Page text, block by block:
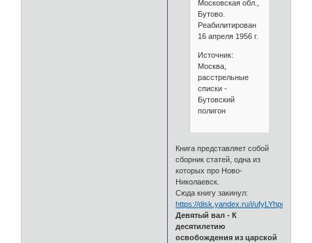
Московская обл.,
Бутово.
Реабилитирован
16 апреля 1956 г.
Источник:
Москва,
расстрельные
списки -
Бутовский
полигон
Книга представляет собой
сборник статей, одна из
которых про Ново-
Николаевск.
Сюда книгу закинул:
https://disk.yandex.ru/i/ufyLYhpoEi5fJw
Девятый вал - К
десятилетию
освобождения из царской